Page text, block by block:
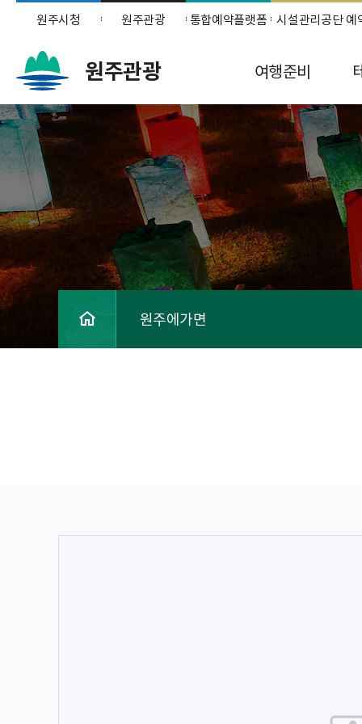
원주시청 원주관광 통합예약플랫폼 시설관리공단 예
원주관광 여행준비
원주에가면